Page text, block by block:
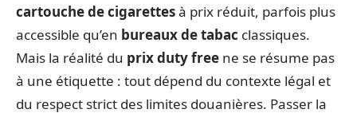
cartouche de cigarettesà prix réduit, parfois plus
accessible qu’en bureaux de tabac classiques.
Mais la réalité du prix duty free ne se résume pas
à une étiquette : tout dépend du contexte légal et
du respect strict des limites douanières. Passer la